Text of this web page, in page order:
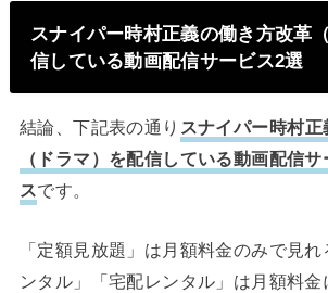
スナイパー時村正義の働き方改革
信している動画配信サービス2選
結論、下記表の通り スナイパー時村
（ドラマ）を配信している動画配信
スです。
「定額見放題」は月額料金のみで見
ンタル」「宅配レンタル」は月額料